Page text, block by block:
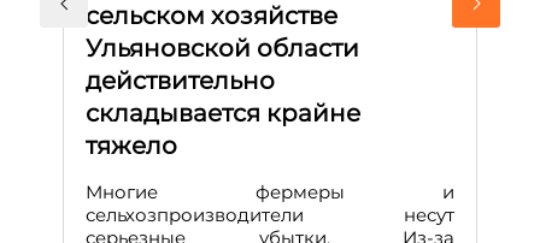
сельском хозяйстве
Ульяновской области
действительно
складывается крайне
тяжело
Многие фермеры и
сельхозпроизводители несут
серьезные убытки. Из-за